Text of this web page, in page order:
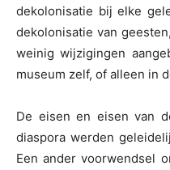
dekolonisatie bij elke
dekolonisatie van
weinig wijzigingen
museum zelf, of alleen in
De eisen en eisen van
diaspora werden
Een ander voorwendsel